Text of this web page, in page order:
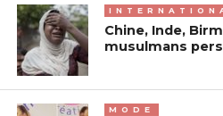
Chine, Inde,
musulmans
MODE